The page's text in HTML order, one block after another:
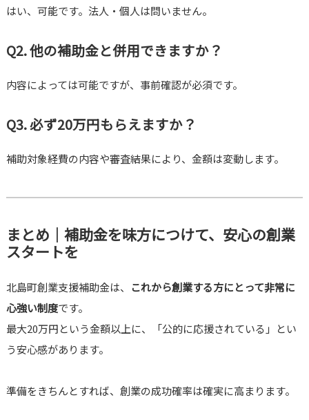
はい、可能です。法人・個人は問いません。
Q2. 他の補助金と併用できますか？
内容によっては可能ですが、事前確認が必須です。
Q3. 必ず20万円もらえますか？
補助対象経費の内容や審査結果により、金額は変動します。
まとめ｜補助金を味方につけて、安心の創業
スタートを
北島町創業支援補助金は、
これから創業する方にとって非常に
心強い制度です。
最大20万円という金額以上に、「公的に応援されている」とい
う安心感があります。
準備をきちんとすれば、創業の成功確率は確実に高まります。